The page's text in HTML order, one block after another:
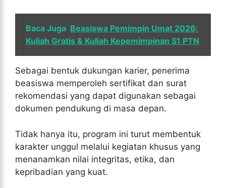
Baca Juga Beasiswa Pemimpin Umat 2026:
Kuliah Gratis & Kuliah Kepemimpinan S1 PTN
Sebagai bentuk dukungan karier, penerima
beasiswa memperoleh sertifikat dan surat
rekomendasi yang dapat digunakan sebagai
dokumen pendukung di masa depan.
Tidak hanya itu, program ini turut membentuk
karakter unggul melalui kegiatan khusus yang
menanamkan nilai integritas, etika, dan
kepribadian yang kuat.